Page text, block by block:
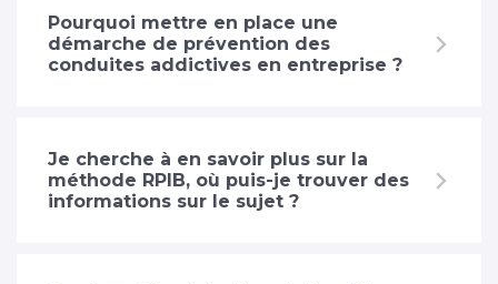
Pourquoi mettre en place une
démarche de prévention des
conduites addictives en entreprise ?
Je cherche à en savoir plus sur la
méthode RPIB, où puis-je trouver des
informations sur le sujet ?